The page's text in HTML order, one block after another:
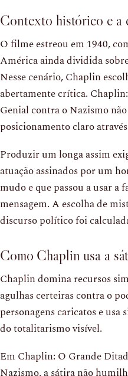
Contexto histórico e a
O filme estreou em 1940,
América ainda dividida
Nesse cenário, Chaplin
abertamente crítica.
Genial contra o Nazismo
posicionamento claro
Produzir um longa assim
atuação assinados por um
mudo e que passou a usar a
mensagem. A escolha de
discurso político foi
Como Chaplin usa a
Chaplin domina recursos
agulhas certeiras contra o
personagens caricatos e
do totalitarismo visível.
Em Chaplin: O Grande